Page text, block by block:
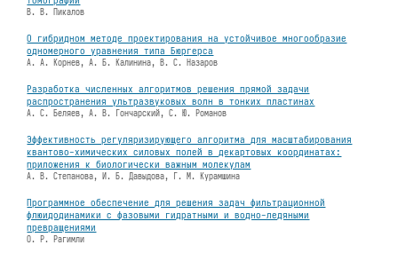
В. В. Пикалов
О гибридном методе проектирования на устойчивое многообразие
одномерного уравнения типа Бюргерса
А. А. Корнев, А. Б. Калинина, В. С. Назаров
Разработка численных алгоритмов решения прямой задачи
распространения ультразвуковых волн в тонких пластинах
А. С. Беляев, А. В. Гончарский, С. Ю. Романов
Эффективность регуляризирующего алгоритма для масштабирования
квантово-химических силовых полей в декартовых координатах:
приложения к биологически важным молекулам
А. В. Степанова, И. Б. Давыдова, Г. М. Курамшина
Программное обеспечение для решения задач фильтрационной
флюидодинамики с фазовыми гидратными и водно-ледяными
превращениями
О. Р. Рагимли